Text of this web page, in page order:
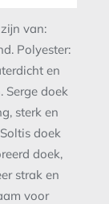
van:
Polyester:
en
Serge doek
sterk en
doek
doek,
strak en
voor